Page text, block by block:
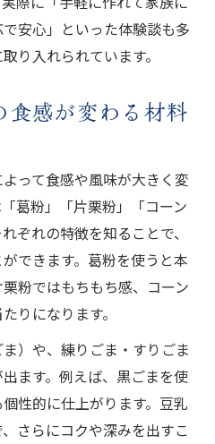
安心」といった体験談も多
り入れられています。
感が変わる材料
って食感や風味が大きく変
葛粉」「片栗粉」「コーン
ぞれの特徴を知ることで、
できます。葛粉を使うと本
粉ではもちもち感、コーン
りになります。
）や、練りごま・すりごま
ます。例えば、黒ごまを使
性的に仕上がります。豆乳
さらにコクや深みを出すこ